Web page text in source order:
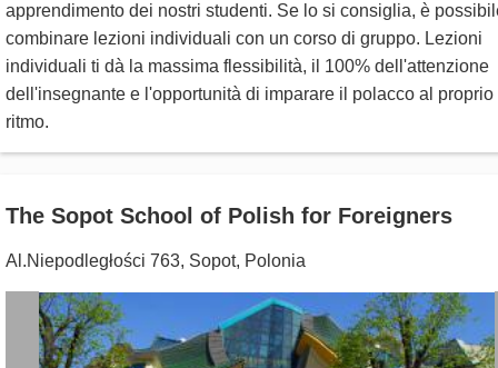
apprendimento dei nostri studenti. Se lo si consiglia, è
combinare lezioni individuali con un corso di gruppo. Lezioni
individuali ti dà la massima flessibilità, il 100% dell'attenzione
dell'insegnante e l'opportunità di imparare il polacco al proprio
ritmo.
The Sopot School of Polish for Foreigners
Al.Niepodległości 763, Sopot, Polonia